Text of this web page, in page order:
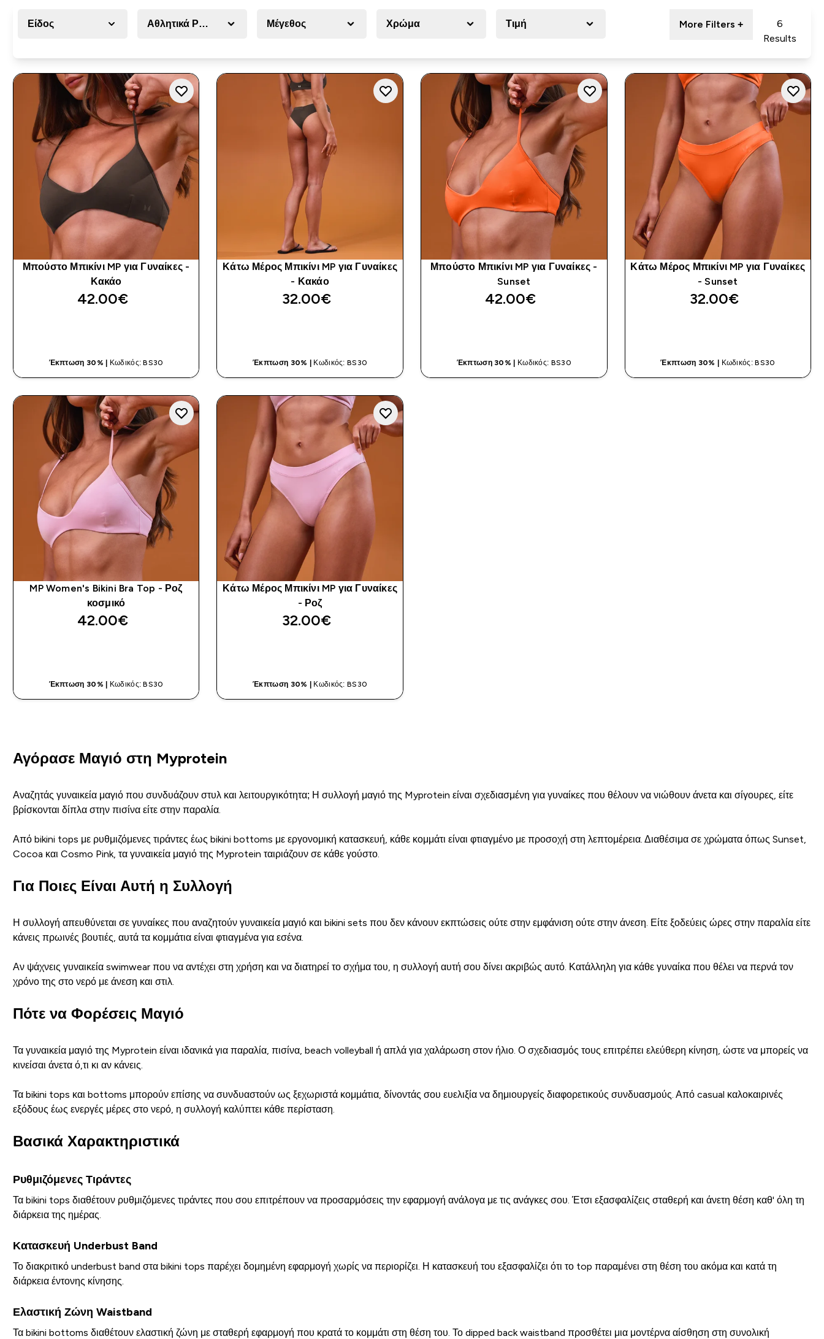
Είδος Αθλητικά Ρούχα Μέγεθος Χρώμα Τιμή More Filters +
6
Results
Μπούστο Μπικίνι MP για Γυναίκες -
Κακάο
42.00€‎
Έκπτωση 30% | Κωδικός: BS30
Κάτω Μέρος Μπικίνι MP για Γυναίκες
- Κακάο
32.00€‎
Έκπτωση 30% | Κωδικός: BS30
Μπούστο Μπικίνι MP για Γυναίκες -
Sunset
42.00€‎
Έκπτωση 30% | Κωδικός: BS30
Κάτω Μέρος Μπικίνι MP για Γυναίκες
- Sunset
32.00€‎
Έκπτωση 30% | Κωδικός: BS30
MP Women's Bikini Bra Top - Ροζ
κοσμικό
42.00€‎
Έκπτωση 30% | Κωδικός: BS30
Κάτω Μέρος Μπικίνι MP για Γυναίκες
- Ροζ
32.00€‎
Έκπτωση 30% | Κωδικός: BS30
Αγόρασε Μαγιό στη Myprotein
Αναζητάς γυναικεία μαγιό που συνδυάζουν στυλ και λειτουργικότητα; Η συλλογή μαγιό της Myprotein είναι σχεδιασμένη για γυναίκες που θέλουν να νιώθουν άνετα και σίγουρες, είτε
βρίσκονται δίπλα στην πισίνα είτε στην παραλία.
Από bikini tops με ρυθμιζόμενες τιράντες έως bikini bottoms με εργονομική κατασκευή, κάθε κομμάτι είναι φτιαγμένο με προσοχή στη λεπτομέρεια. Διαθέσιμα σε χρώματα όπως Sunset,
Cocoa και Cosmo Pink, τα γυναικεία μαγιό της Myprotein ταιριάζουν σε κάθε γούστο.
Για Ποιες Είναι Αυτή η Συλλογή
Η συλλογή απευθύνεται σε γυναίκες που αναζητούν γυναικεία μαγιό και bikini sets που δεν κάνουν εκπτώσεις ούτε στην εμφάνιση ούτε στην άνεση. Είτε ξοδεύεις ώρες στην παραλία είτε
κάνεις πρωινές βουτιές, αυτά τα κομμάτια είναι φτιαγμένα για εσένα.
Αν ψάχνεις γυναικεία swimwear που να αντέχει στη χρήση και να διατηρεί το σχήμα του, η συλλογή αυτή σου δίνει ακριβώς αυτό. Κατάλληλη για κάθε γυναίκα που θέλει να περνά τον
χρόνο της στο νερό με άνεση και στιλ.
Πότε να Φορέσεις Μαγιό
Τα γυναικεία μαγιό της Myprotein είναι ιδανικά για παραλία, πισίνα, beach volleyball ή απλά για χαλάρωση στον ήλιο. Ο σχεδιασμός τους επιτρέπει ελεύθερη κίνηση, ώστε να μπορείς να
κινείσαι άνετα ό,τι κι αν κάνεις.
Τα bikini tops και bottoms μπορούν επίσης να συνδυαστούν ως ξεχωριστά κομμάτια, δίνοντάς σου ευελιξία να δημιουργείς διαφορετικούς συνδυασμούς. Από casual καλοκαιρινές
εξόδους έως ενεργές μέρες στο νερό, η συλλογή καλύπτει κάθε περίσταση.
Βασικά Χαρακτηριστικά
Ρυθμιζόμενες Τιράντες
Τα bikini tops διαθέτουν ρυθμιζόμενες τιράντες που σου επιτρέπουν να προσαρμόσεις την εφαρμογή ανάλογα με τις ανάγκες σου. Έτσι εξασφαλίζεις σταθερή και άνετη θέση καθ' όλη τη
διάρκεια της ημέρας.
Κατασκευή Underbust Band
Το διακριτικό underbust band στα bikini tops παρέχει δομημένη εφαρμογή χωρίς να περιορίζει. Η κατασκευή του εξασφαλίζει ότι το top παραμένει στη θέση του ακόμα και κατά τη
διάρκεια έντονης κίνησης.
Ελαστική Ζώνη Waistband
Τα bikini bottoms διαθέτουν ελαστική ζώνη με σταθερή εφαρμογή που κρατά το κομμάτι στη θέση του. Το dipped back waistband προσθέτει μια μοντέρνα αίσθηση στη συνολική